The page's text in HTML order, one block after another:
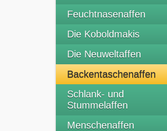
Feuchtnasenaffen
Die Koboldmakis
Die Neuweltaffen
Backentaschenaffen
Schlank- und
Stummelaffen
Menschenaffen